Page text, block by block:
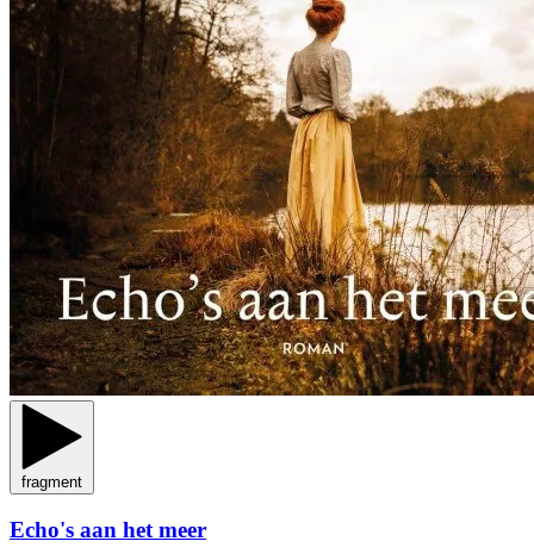
fragment
Echo's aan het meer